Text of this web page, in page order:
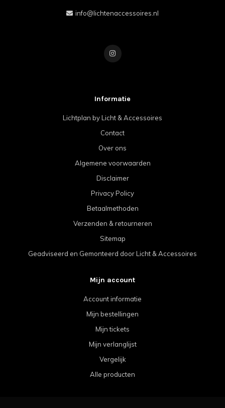
info@lichtenaccessoires.nl
Informatie
Lichtplan by Licht & Accessoires
Contact
Over ons
Algemene voorwaarden
Disclaimer
Privacy Policy
Betaalmethoden
Verzenden & retourneren
Sitemap
Geadviseerd en Gemonteerd door Licht & Accessoires
Mijn account
Account informatie
Mijn bestellingen
Mijn tickets
Mijn verlanglijst
Vergelijk
Alle producten